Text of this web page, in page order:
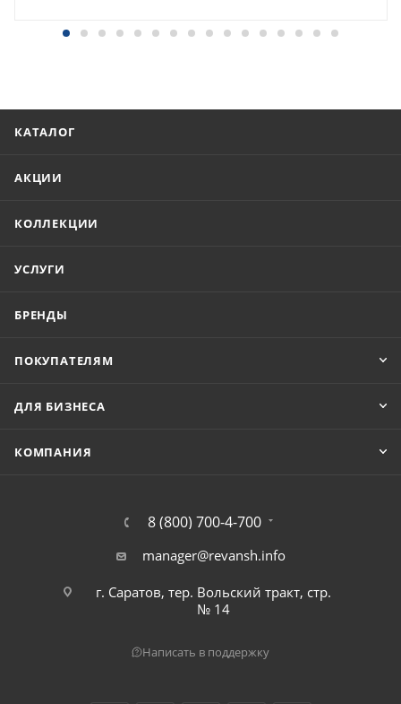
КАТАЛОГ
АКЦИИ
КОЛЛЕКЦИИ
УСЛУГИ
БРЕНДЫ
ПОКУПАТЕЛЯМ
ДЛЯ БИЗНЕСА
КОМПАНИЯ
8 (800) 700-4-700
manager@revansh.info
г. Саратов, тер. Вольский тракт, стр.
№ 14
Написать в поддержку